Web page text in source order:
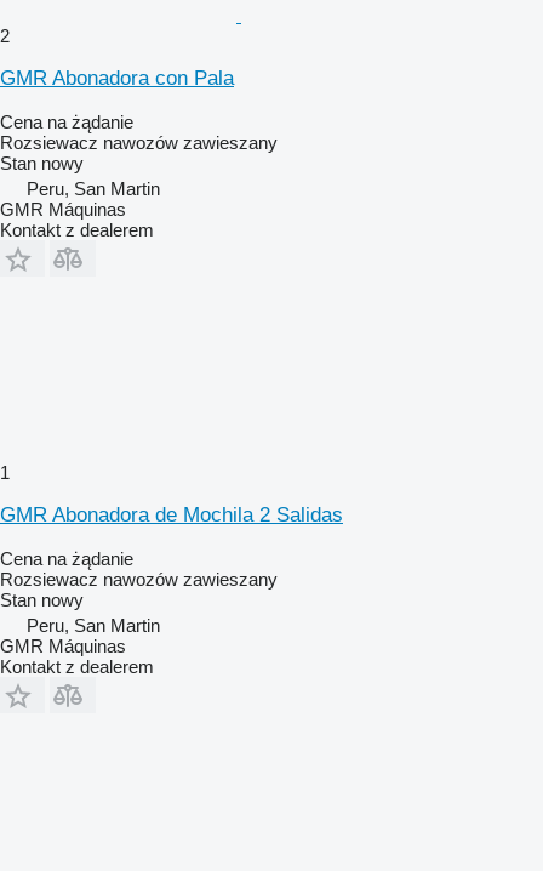
2
GMR Abonadora con Pala
Cena na żądanie
Rozsiewacz nawozów zawieszany
Stan nowy
Peru, San Martin
GMR Máquinas
Kontakt z dealerem
1
GMR Abonadora de Mochila 2 Salidas
Cena na żądanie
Rozsiewacz nawozów zawieszany
Stan nowy
Peru, San Martin
GMR Máquinas
Kontakt z dealerem